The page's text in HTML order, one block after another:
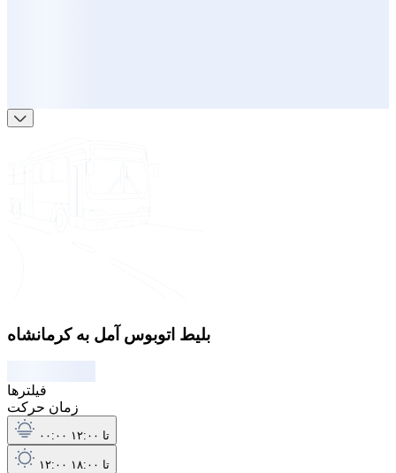
بلیط اتوبوس آمل به کرمانشاه
فیلترها
زمان حرکت
۰۰:۰۰ تا ۱۲:۰۰
۱۲:۰۰ تا ۱۸:۰۰